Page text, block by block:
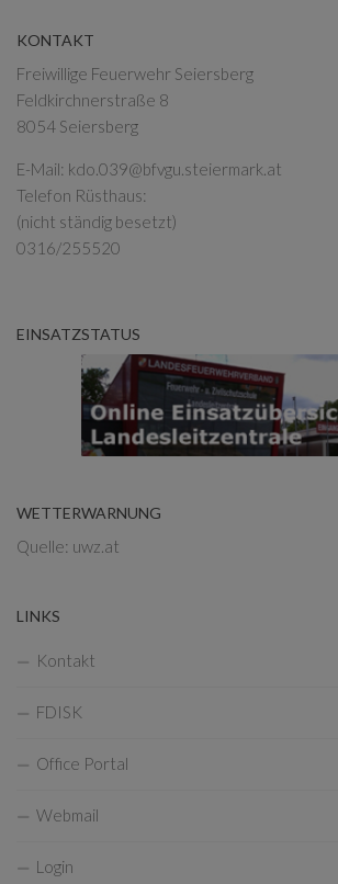
KONTAKT
Freiwillige Feuerwehr Seiersberg
Feldkirchnerstraße 8
8054 Seiersberg
E-Mail: kdo.039@bfvgu.steiermark.at
Telefon Rüsthaus:
(nicht ständig besetzt)
0316/255520
EINSATZSTATUS
WETTERWARNUNG
Quelle: uwz.at
LINKS
Kontakt
FDISK
Office Portal
Webmail
Login